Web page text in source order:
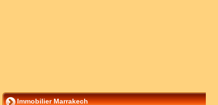
Immobilier Marrakech